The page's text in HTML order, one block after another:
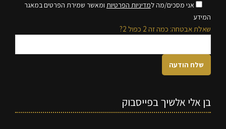
אני מסכים/מה למדיניות הפרטיות ומאשר שמירת הפרטים במאגר
המידע
שאלת אבטחה: כמה זה 2 כפול 2?
בן אלי אלשיך בפייסבוק